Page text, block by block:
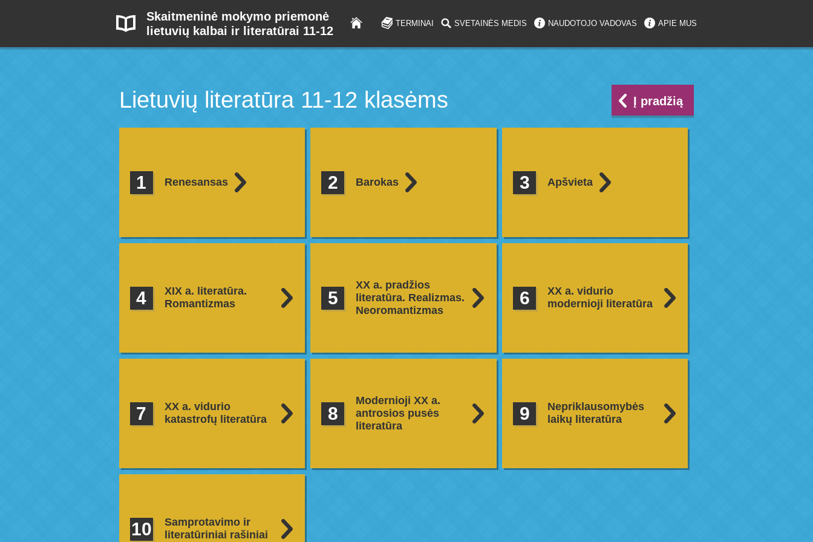
Skaitmeninė mokymo priemonė
lietuvių kalbai ir literatūrai 11-12
TERMINAI SVETAINĖS MEDIS NAUDOTOJO VADOVAS APIE MUS
Lietuvių literatūra 11-12 klasėms Į pradžią
Renesansas Barokas Apšvieta
XIX a. literatūra.
Romantizmas
XX a. pradžios
literatūra. Realizmas.
Neoromantizmas
XX a. vidurio
modernioji literatūra
XX a. vidurio
katastrofų literatūra
Modernioji XX a.
antrosios pusės
literatūra
Nepriklausomybės
laikų literatūra
Samprotavimo ir
literatūriniai rašiniai